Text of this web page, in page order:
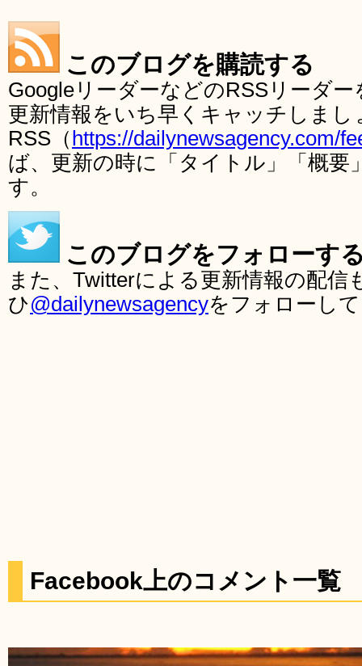
このブログを購読する
GoogleリーダーなどのRSSリーダ
更新情報をいち早くキャッチしま
RSS（ https://dailynewsagency.com/
ば、更新の時に「タイトル」「概要
す。
このブログをフォローす
また、Twitterによる更新情報の配
ひ@dailynewsagencyをフォローし
Facebook上のコメント一覧